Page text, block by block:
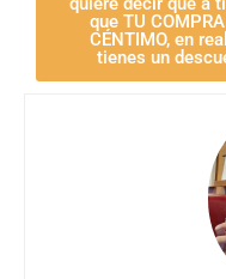
que TU
CÉNTIMO, en
tienes un